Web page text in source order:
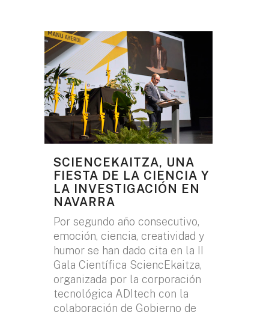
SCIENCEKAITZA, UNA
FIESTA DE LA CIENCIA Y
LA INVESTIGACIÓN EN
NAVARRA
Por segundo año consecutivo,
emoción, ciencia, creatividad y
humor se han dado cita en la II
Gala Científica SciencEkaitza,
organizada por la corporación
tecnológica ADItech con la
colaboración de Gobierno de